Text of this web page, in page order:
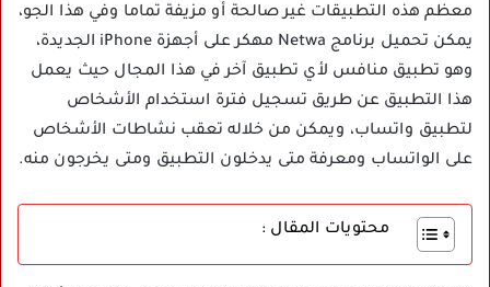
معظم هذه التطبيقات غير صالحة أو مزيفة تماما وفي هذا الجو،
يمكن تحميل برنامج Netwa مهكر على أجهزة iPhone الجديدة،
وهو تطبيق منافس لأي تطبيق آخر في هذا المجال حيث يعمل
هذا التطبيق عن طريق تسجيل فترة استخدام الأشخاص
لتطبيق واتساب، ويمكن من خلاله تعقب نشاطات الأشخاص
على الواتساب ومعرفة متى يدخلون التطبيق ومتى يخرجون منه.
محتويات المقال :